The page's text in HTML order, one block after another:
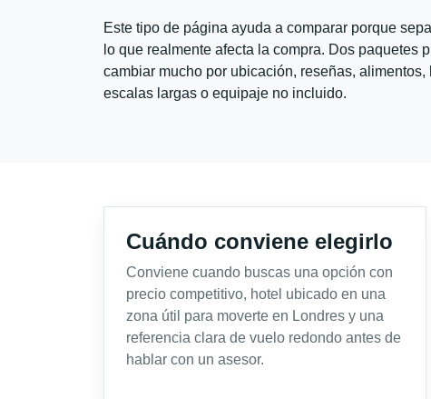
Este tipo de página ayuda a comparar porque
lo que realmente afecta la compra. Dos paquetes
cambiar mucho por ubicación, reseñas,
escalas largas o equipaje no incluido.
Cuándo conviene elegirlo
Conviene cuando buscas una opción con
precio competitivo, hotel ubicado en una
zona útil para moverte en Londres y una
referencia clara de vuelo redondo antes de
hablar con un asesor.